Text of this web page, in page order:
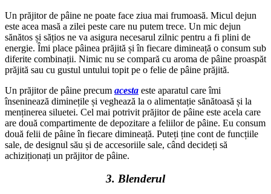
Un prăjitor de pâine ne poate face ziua mai frumoasă. Micul dejun
este acea masă a zilei peste care nu putem trece. Un mic dejun
sănătos și sățios ne va asigura necesarul zilnic pentru a fi plini de
energie. Îmi place pâinea prăjită și în fiecare dimineață o consum sub
diferite combinații. Nimic nu se compară cu aroma de pâine proaspăt
prăjită sau cu gustul untului topit pe o felie de pâine prăjită.
Un prăjitor de pâine precum acesta este aparatul care îmi
înseninează diminețile și veghează la o alimentație sănătoasă și la
menținerea siluetei. Cel mai potrivit prăjitor de pâine este acela care
are două compartimente de depozitare a feliilor de pâine. Eu consum
două felii de pâine în fiecare dimineață. Puteți ține cont de funcțiile
sale, de designul său și de accesoriile sale, când decideți să
achiziționați un prăjitor de pâine.
3. Blenderul